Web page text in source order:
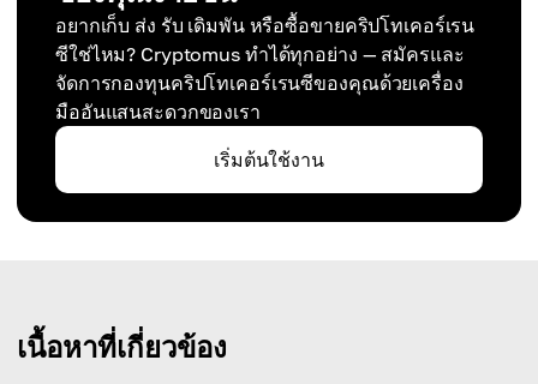
อยากเก็บ ส่ง รับ เดิมพัน หรือซื้อขายคริปโทเคอร์เรน
ซีใช่ไหม? Cryptomus ทำได้ทุกอย่าง — สมัครและ
จัดการกองทุนคริปโทเคอร์เรนซีของคุณด้วยเครื่อง
มืออันแสนสะดวกของเรา
เริ่มต้นใช้งาน
เนื้อหาที่เกี่ยวข้อง